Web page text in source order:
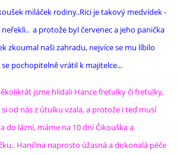
miláček rodiny..Rici je takový medvídek -
a protože byl červenec a jeho panička
zkoumal naši zahradu, nejvíce se mu líbilo
se pochopitelně vrátil k majitelce...
jsme hlídali Hance freťulky či freťulky,
od nás z útulku vzala, a protože i teď musí
do lázní, máme na 10 dní Čikouška a
Hančina naprosto úžasná a dokonalá péče